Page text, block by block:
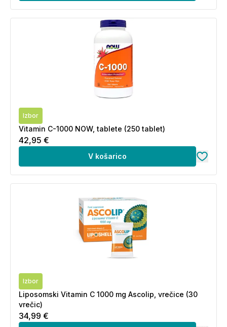
Izbor
Vitamin C-1000 NOW, tablete (250 tablet)
42,95 €
V košarico
Izbor
Liposomski Vitamin C 1000 mg Ascolip, vrečice (30
vrečic)
34,99 €